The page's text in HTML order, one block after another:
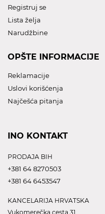
Registruj se
Lista želja
Narudžbine
OPŠTE INFORMACIJE
Reklamacije
Uslovi korišćenja
Najčešća pitanja
INO KONTAKT
PRODAJA BIH
+381 64 8270503
+381 64 6453547
KANCELARIJA HRVATSKA
Vukomerečka cesta 31,